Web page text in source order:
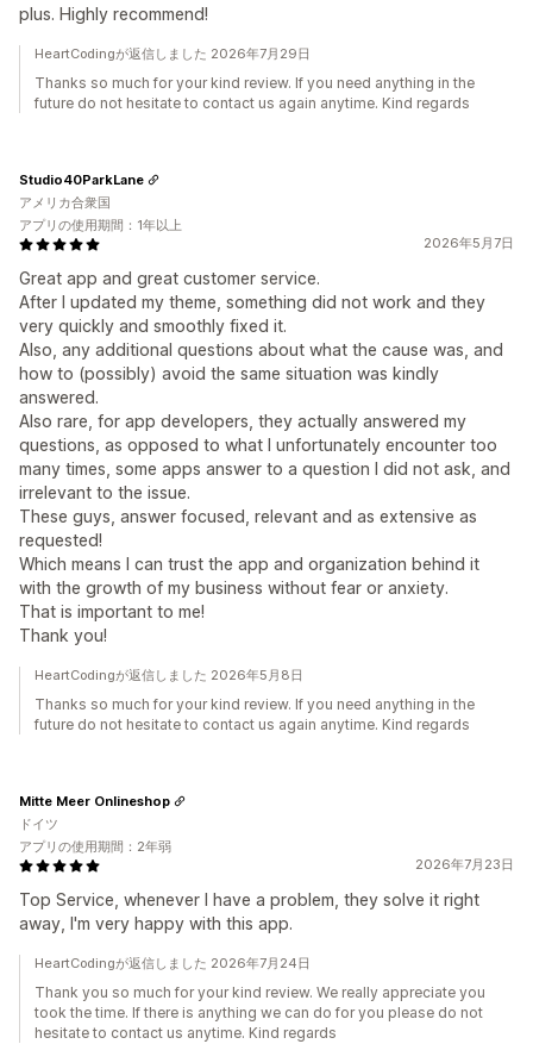
plus. Highly recommend!
HeartCodingが返信しました 2026年7月29日
Thanks so much for your kind review. If you need anything in the
future do not hesitate to contact us again anytime. Kind regards
2026年5月7日
Great app and great customer service.
After I updated my theme, something did not work and they
very quickly and smoothly fixed it.
Also, any additional questions about what the cause was, and
how to (possibly) avoid the same situation was kindly
answered.
Also rare, for app developers, they actually answered my
questions, as opposed to what I unfortunately encounter too
many times, some apps answer to a question I did not ask, and
irrelevant to the issue.
These guys, answer focused, relevant and as extensive as
requested!
Which means I can trust the app and organization behind it
with the growth of my business without fear or anxiety.
That is important to me!
Thank you!
Studio40ParkLane
アメリカ合衆国
アプリの使用期間：1年以上
HeartCodingが返信しました 2026年5月8日
Thanks so much for your kind review. If you need anything in the
future do not hesitate to contact us again anytime. Kind regards
2026年7月23日
Top Service, whenever I have a problem, they solve it right
away, I'm very happy with this app.
Mitte Meer Onlineshop
ドイツ
アプリの使用期間：2年弱
HeartCodingが返信しました 2026年7月24日
Thank you so much for your kind review. We really appreciate you
took the time. If there is anything we can do for you please do not
hesitate to contact us anytime. Kind regards